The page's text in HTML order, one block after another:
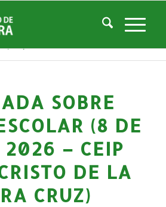
Empresas y Desarrollo Local
SOBRE
(8 DE
2026 – CEIP
DE LA
CRUZ)